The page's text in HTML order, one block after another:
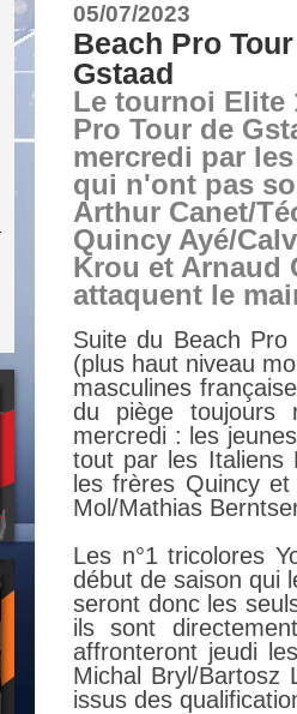
05/07/2023
Beach Pro
Gstaad
Le tournoi Elite
Pro Tour de
mercredi par
qui n'ont pas
Arthur Canet/
Quincy Ayé/
Krou et Arnaud
attaquent le
Suite du Beach
(plus haut niveau
masculines
du piège toujours
mercredi : les
tout par les Italiens
les frères Quincy
Mol/Mathias
Les n°1 tricolores
début de saison qui
seront donc les
ils sont
affronteront jeudi
Michal Bryl/Bartosz
issus des